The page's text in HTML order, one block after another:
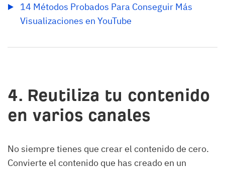
14 Métodos Probados Para Conseguir Más
Visualizaciones en YouTube
4. Reutiliza tu contenido
en varios canales
No siempre tienes que crear el contenido de cero.
Convierte el contenido que has creado en un